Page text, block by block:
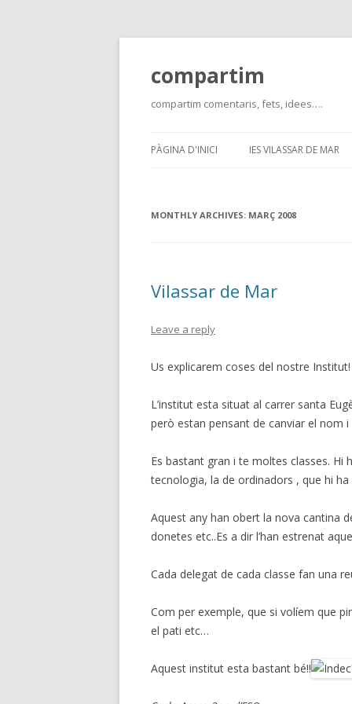
compartim
compartim comentaris, fets, idees….
PÀGINA D'INICI IES VILASSAR DE MAR
MONTHLY ARCHIVES: MARÇ 2008
Vilassar de Mar
Leave a reply
Us explicarem coses del nostre Institut!
L’institut esta situat al carrer santa
però estan pensant de canviar el nom
Es bastant gran i te moltes classes. Hi
tecnologia, la de ordinadors , que hi
Aquest any han obert la nova cantina
donetes etc..Es a dir l’han estrenat
Cada delegat de cada classe fan una
Com per exemple, que si volíem que
el pati etc…
Aquest institut esta bastant bé!!